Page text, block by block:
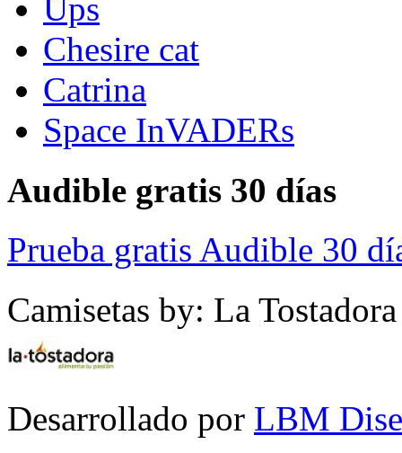
Ups
Chesire cat
Catrina
Space InVADERs
Audible gratis 30 días
Prueba gratis Audible 30
Camisetas by: La Tostadora
Desarrollado por LBM